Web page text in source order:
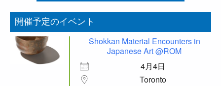
開催予定のイベント
Shokkan Material Encounters in
Japanese Art @ROM
4月4日
Toronto